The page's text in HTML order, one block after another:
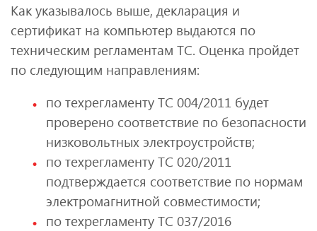
Как указывалось выше, декларация и
сертификат на компьютер выдаются по
техническим регламентам ТС. Оценка пройдет
по следующим направлениям:
по техрегламенту ТС 004/2011 будет
проверено соответствие по безопасности
низковольтных электроустройств;
по техрегламенту ТС 020/2011
подтверждается соответствие по нормам
электромагнитной совместимости;
по техрегламенту ТС 037/2016